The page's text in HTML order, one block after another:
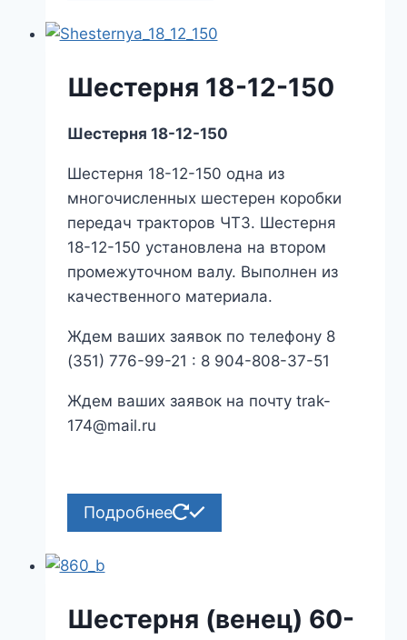
Шестерня 18-12-150
Шестерня 18-12-150
Шестерня 18-12-150 одна из
многочисленных шестерен коробки
передач тракторов ЧТЗ. Шестерня
18-12-150 установлена на втором
промежуточном валу. Выполнен из
качественного материала.
Ждем ваших заявок по телефону 8
(351) 776-99-21 : 8 904-808-37-51
Ждем ваших заявок на почту trak-
174@mail.ru
Подробнее
Шестерня (венец) 60-